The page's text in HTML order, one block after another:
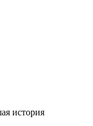
история